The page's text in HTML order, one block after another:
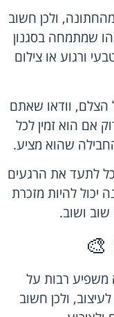
ולכן חשוב
שמתמחה בסגנון
ורגוע או צילום
הצלם, וודאו שאתם
אם הוא זמין לכל
שהוא מציע.
לתעד את הרגעים
יכול להיות מזכרת
ושוב.
🎨
משפיע רבות על
ולכן חשוב